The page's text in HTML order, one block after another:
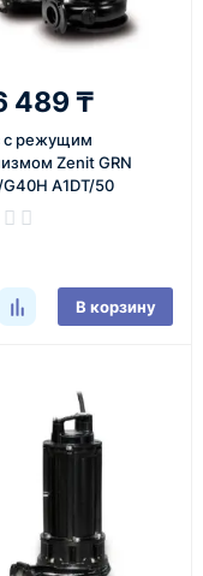
489 ₸
с режущим
Zenit GRN
A1DT/50
В корзину